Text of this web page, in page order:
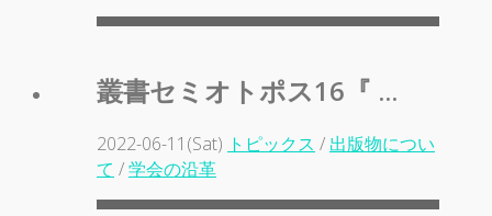
叢書セミオトポス16『 ...
2022-06-11(Sat) トピックス / 出版物につい
て /学会の沿革